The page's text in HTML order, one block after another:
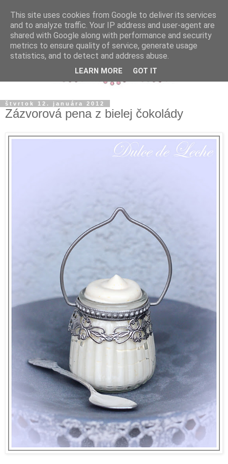
štvrtok 12. januára 2012
Zázvorová pena z bielej čokolády
This site uses cookies from Google to deliver its services
and to analyze traffic. Your IP address and user-agent are
shared with Google along with performance and security
metrics to ensure quality of service, generate usage
statistics, and to detect and address abuse.
LEARN MORE GOT IT